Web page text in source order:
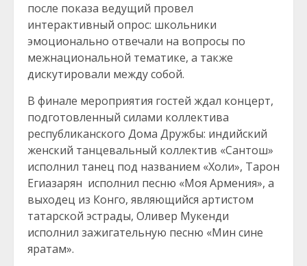
после показа ведущий провел
интерактивный опрос: школьники
эмоционально отвечали на вопросы по
межнациональной тематике, а также
дискутировали между собой.
В финале мероприятия гостей ждал концерт,
подготовленный силами коллектива
республиканского Дома Дружбы: индийский
женский танцевальный коллектив «Сантош»
исполнил танец под названием «Холи», Тарон
Егиазарян исполнил песню «Моя Армения», а
выходец из Конго, являющийся артистом
татарской эстрады, Оливер Мукенди
исполнил зажигательную песню «Мин сине
яратам».